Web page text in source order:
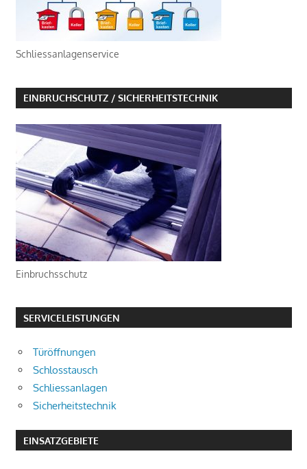
Schliessanlagenservice
EINBRUCHSCHUTZ / SICHERHEITSTECHNIK
Einbruchsschutz
SERVICELEISTUNGEN
Türöffnungen
Schlosstausch
Schliessanlagen
Sicherheitstechnik
EINSATZGEBIETE